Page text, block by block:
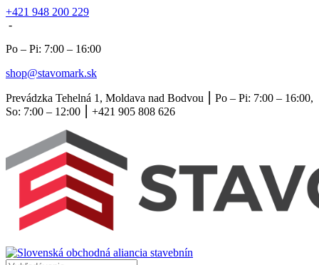
+421 948 200 229
-
Po – Pi: 7:00 – 16:00
shop@stavomark.sk
Prevádzka Tehelná 1, Moldava nad Bodvou ⎮ Po – Pi: 7:00 – 16:00,
So: 7:00 – 12:00 ⎮ +421 905 808 626